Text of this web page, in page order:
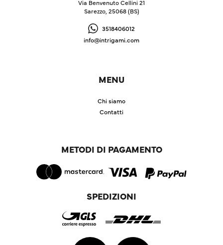
Via Benvenuto Cellini 21
Sarezzo, 25068 (BS)
3518406012
info@intrigami.com
MENU
Chi siamo
Contatti
METODI DI PAGAMENTO
SPEDIZIONI